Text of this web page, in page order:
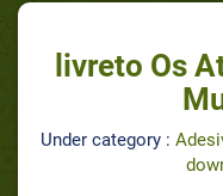
livreto Os
Under category :